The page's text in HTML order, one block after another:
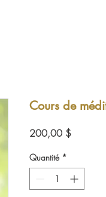
Cours de
200,00 $Prix
Quantité *